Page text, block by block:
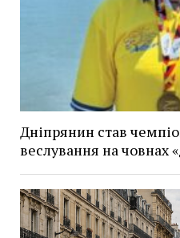
Дніпрянин став
веслування на човнах